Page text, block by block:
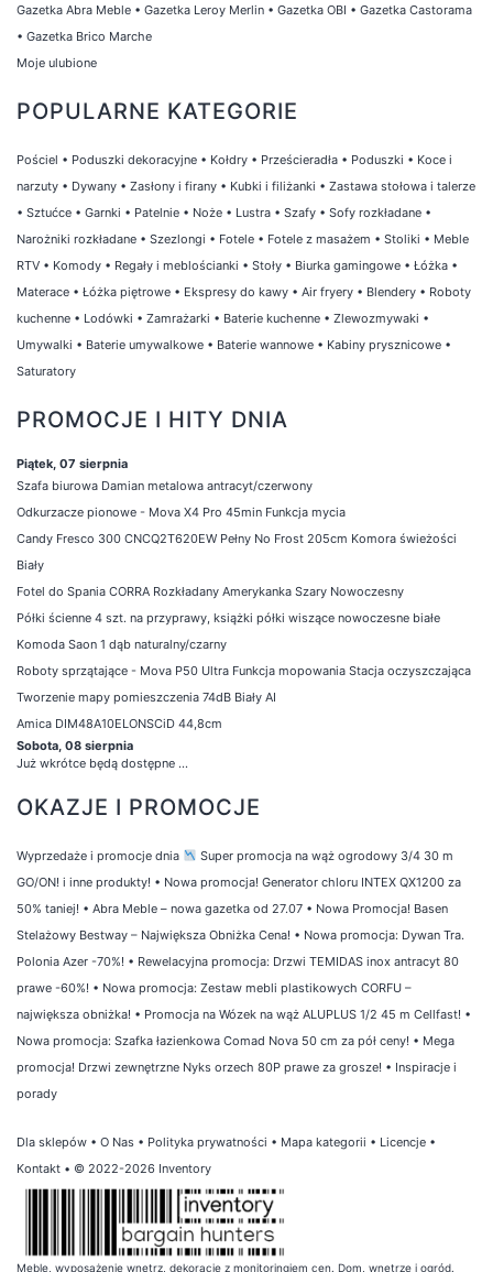
Gazetka Abra Meble • Gazetka Leroy Merlin • Gazetka OBI • Gazetka Castorama
• Gazetka Brico Marche
Moje ulubione
POPULARNE KATEGORIE
Pościel • Poduszki dekoracyjne • Kołdry • Prześcieradła • Poduszki • Koce i
narzuty • Dywany • Zasłony i firany • Kubki i filiżanki • Zastawa stołowa i talerze
• Sztućce • Garnki • Patelnie • Noże • Lustra • Szafy • Sofy rozkładane •
Narożniki rozkładane • Szezlongi • Fotele • Fotele z masażem • Stoliki • Meble
RTV • Komody • Regały i meblościanki • Stoły • Biurka gamingowe • Łóżka •
Materace • Łóżka piętrowe • Ekspresy do kawy • Air fryery • Blendery • Roboty
kuchenne • Lodówki • Zamrażarki • Baterie kuchenne • Zlewozmywaki •
Umywalki • Baterie umywalkowe • Baterie wannowe • Kabiny prysznicowe •
Saturatory
PROMOCJE I HITY DNIA
Piątek, 07 sierpnia
Szafa biurowa Damian metalowa antracyt/czerwony
Odkurzacze pionowe - Mova X4 Pro 45min Funkcja mycia
Candy Fresco 300 CNCQ2T620EW Pełny No Frost 205cm Komora świeżości
Biały
Fotel do Spania CORRA Rozkładany Amerykanka Szary Nowoczesny
Półki ścienne 4 szt. na przyprawy, książki półki wiszące nowoczesne białe
Komoda Saon 1 dąb naturalny/czarny
Roboty sprzątające - Mova P50 Ultra Funkcja mopowania Stacja oczyszczająca
Tworzenie mapy pomieszczenia 74dB Biały AI
Amica DIM48A10ELONSCiD 44,8cm
Sobota, 08 sierpnia
Już wkrótce będą dostępne ...
OKAZJE I PROMOCJE
Wyprzedaże i promocje dnia
Super promocja na wąż ogrodowy 3/4 30 m
GO/ON! i inne produkty! • Nowa promocja! Generator chloru INTEX QX1200 za
50% taniej! • Abra Meble – nowa gazetka od 27.07 • Nowa Promocja! Basen
Stelażowy Bestway – Największa Obniżka Cena! • Nowa promocja: Dywan Tra.
Polonia Azer -70%! • Rewelacyjna promocja: Drzwi TEMIDAS inox antracyt 80
prawe -60%! • Nowa promocja: Zestaw mebli plastikowych CORFU –
największa obniżka! • Promocja na Wózek na wąż ALUPLUS 1/2 45 m Cellfast! •
Nowa promocja: Szafka łazienkowa Comad Nova 50 cm za pół ceny! • Mega
promocja! Drzwi zewnętrzne Nyks orzech 80P prawe za grosze! • Inspiracje i
porady
Dla sklepów • O Nas • Polityka prywatności • Mapa kategorii • Licencje •
Kontakt • © 2022-2026 Inventory
Meble, wyposażenie wnętrz, dekoracje z monitoringiem cen. Dom, wnętrze i ogród.